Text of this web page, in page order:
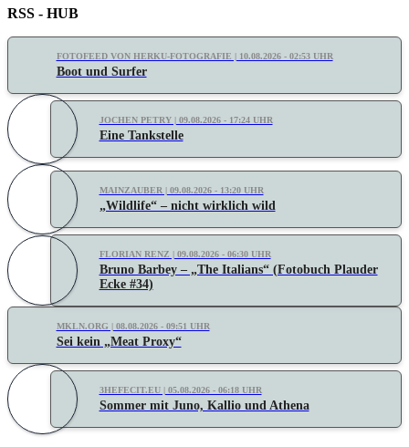
RSS - HUB
FOTOFEED VON HERKU-FOTOGRAFIE | 10.08.2026 - 02:53 UHR
Boot und Surfer
JOCHEN PETRY | 09.08.2026 - 17:24 UHR
Eine Tankstelle
MAINZAUBER | 09.08.2026 - 13:20 UHR
„Wildlife“ – nicht wirklich wild
FLORIAN RENZ | 09.08.2026 - 06:30 UHR
Bruno Barbey – „The Italians“ (Fotobuch Plauder
Ecke #34)
MKLN.ORG | 08.08.2026 - 09:51 UHR
Sei kein „Meat Proxy“
3HEFECIT.EU | 05.08.2026 - 06:18 UHR
Sommer mit Juno, Kallio und Athena